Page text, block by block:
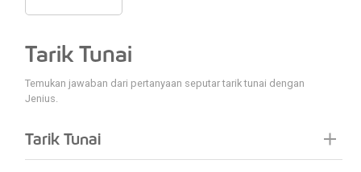
Tarik Tunai
Temukan jawaban dari pertanyaan seputar tarik tunai dengan
Jenius.
Tarik Tunai